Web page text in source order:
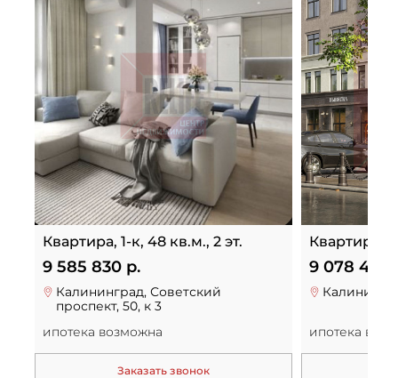
Квартира, 1-к, 48 кв.м., 2 эт.
9 585 830 р.
Калининград, Советский
проспект, 50, к 3
ипотека возможна
Заказать звонок
Квартира,
9 078 400
ипотека